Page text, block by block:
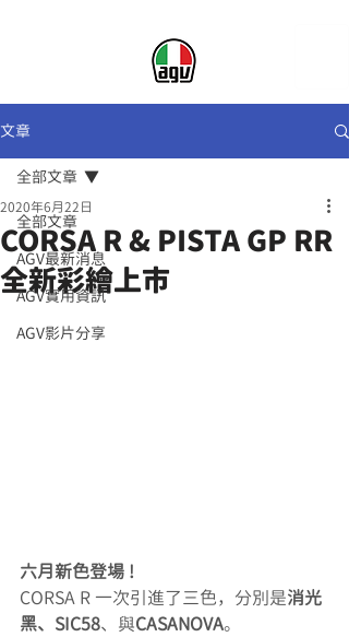
文章
全部文章
AGV最新消息
AGV實用資訊
AGV影片分享
全部文章
CORSA R & PISTA GP RR
全新彩繪上市
2020年6月22日
六月新色登場 !
CORSA R 一次引進了三色，分別是消光
黑、SIC58、與CASANOVA。